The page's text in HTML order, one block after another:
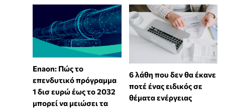
Enaon: Πώς το
επενδυτικό πρόγραμμα
1 δισ ευρώ έως το 2032
μπορεί να μειώσει τα
6 λάθη που δεν θα έκανε
ποτέ ένας ειδικός σε
θέματα ενέργειας